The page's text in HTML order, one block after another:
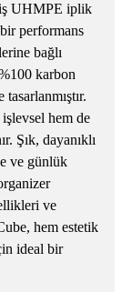
UHMPE iplik
performans
bağlı
karbon
hem de
Şık, dayanıklı
ve günlük
ve
hem estetik
ideal bir